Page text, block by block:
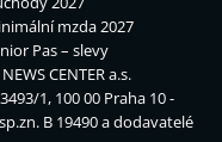
mzda 2027
Pas – slevy
CENTER a.s.
1, 100 00 Praha 10 -
B 19490 a dodavatelé